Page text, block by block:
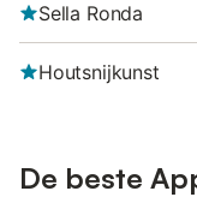
Sella Ronda
Houtsnijkunst
De beste